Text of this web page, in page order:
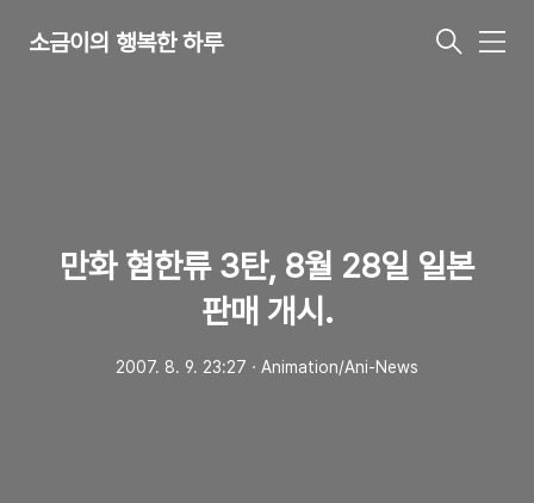
소금이의 행복한 하루
메
만화 혐한류 3탄, 8월 28일 일본
판매 개시.
2007. 8. 9. 23:27 ㆍ Animation/Ani-News